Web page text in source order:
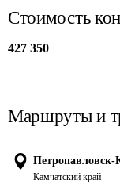
Стоимость
427 350
Маршруты и
Петропавловск-
Камчатский край